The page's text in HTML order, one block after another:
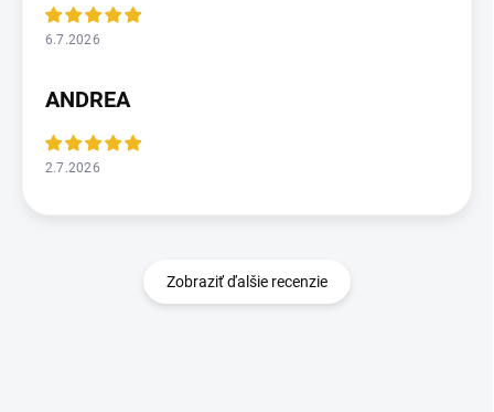
6.7.2026
ANDREA
2.7.2026
Zobraziť ďalšie recenzie